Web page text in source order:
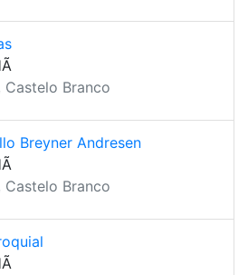
Branco
Breyner Andresen
Branco